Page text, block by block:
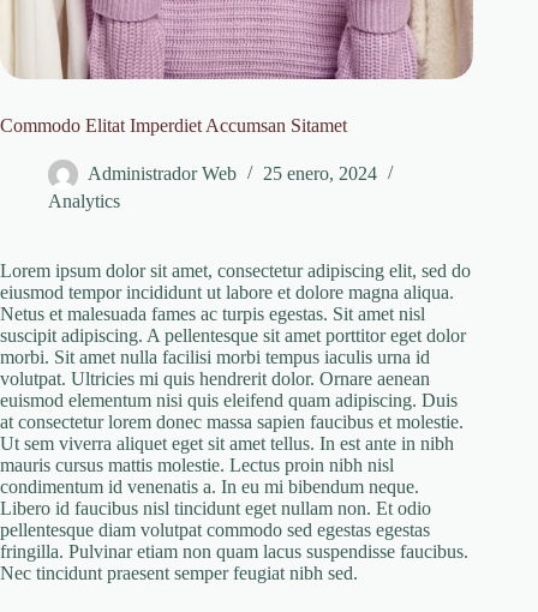
Commodo Elitat Imperdiet Accumsan Sitamet
Administrador Web
25 enero, 2024
Analytics
Lorem ipsum dolor sit amet, consectetur adipiscing elit, sed do
eiusmod tempor incididunt ut labore et dolore magna aliqua.
Netus et malesuada fames ac turpis egestas. Sit amet nisl
suscipit adipiscing. A pellentesque sit amet porttitor eget dolor
morbi. Sit amet nulla facilisi morbi tempus iaculis urna id
volutpat. Ultricies mi quis hendrerit dolor. Ornare aenean
euismod elementum nisi quis eleifend quam adipiscing. Duis
at consectetur lorem donec massa sapien faucibus et molestie.
Ut sem viverra aliquet eget sit amet tellus. In est ante in nibh
mauris cursus mattis molestie. Lectus proin nibh nisl
condimentum id venenatis a. In eu mi bibendum neque.
Libero id faucibus nisl tincidunt eget nullam non. Et odio
pellentesque diam volutpat commodo sed egestas egestas
fringilla. Pulvinar etiam non quam lacus suspendisse faucibus.
Nec tincidunt praesent semper feugiat nibh sed.